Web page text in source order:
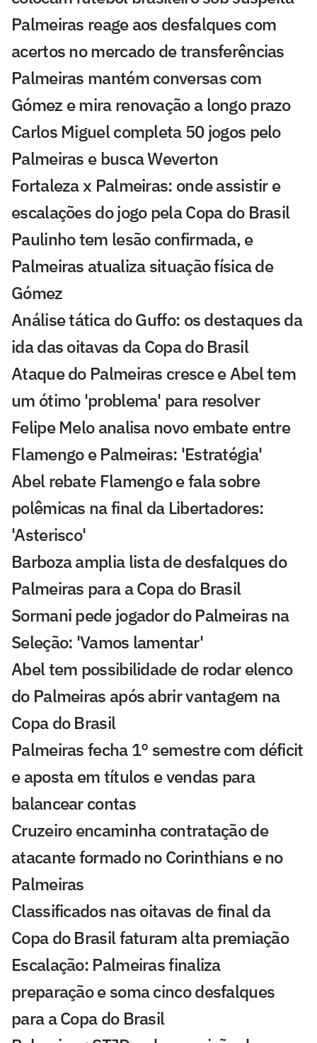
Palmeiras reage aos desfalques com
acertos no mercado de transferências
Palmeiras mantém conversas com
Gómez e mira renovação a longo prazo
Carlos Miguel completa 50 jogos pelo
Palmeiras e busca Weverton
Fortaleza x Palmeiras: onde assistir e
escalações do jogo pela Copa do Brasil
Paulinho tem lesão confirmada, e
Palmeiras atualiza situação física de
Gómez
Análise tática do Guffo: os destaques da
ida das oitavas da Copa do Brasil
Ataque do Palmeiras cresce e Abel tem
um ótimo 'problema' para resolver
Felipe Melo analisa novo embate entre
Flamengo e Palmeiras: 'Estratégia'
Abel rebate Flamengo e fala sobre
polêmicas na final da Libertadores:
'Asterisco'
Barboza amplia lista de desfalques do
Palmeiras para a Copa do Brasil
Sormani pede jogador do Palmeiras na
Seleção: 'Vamos lamentar'
Abel tem possibilidade de rodar elenco
do Palmeiras após abrir vantagem na
Copa do Brasil
Palmeiras fecha 1° semestre com déficit
e aposta em títulos e vendas para
balancear contas
Cruzeiro encaminha contratação de
atacante formado no Corinthians e no
Palmeiras
Classificados nas oitavas de final da
Copa do Brasil faturam alta premiação
Escalação: Palmeiras finaliza
preparação e soma cinco desfalques
para a Copa do Brasil